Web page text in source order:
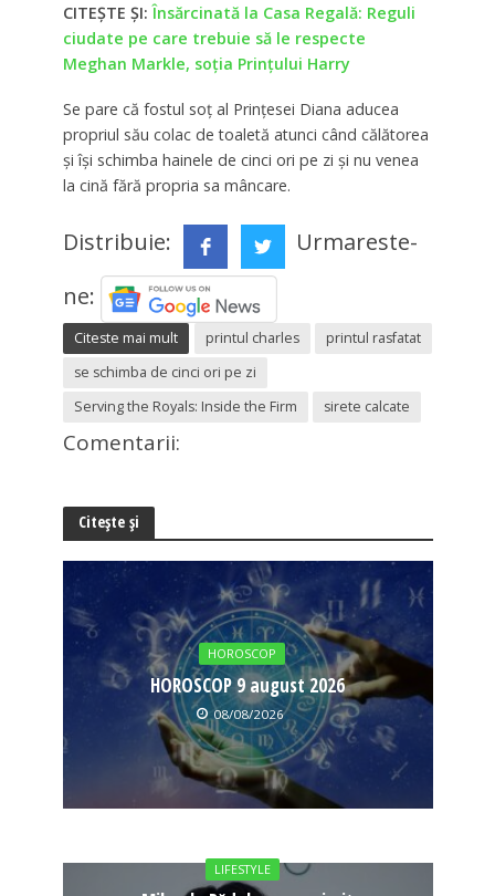
CITEȘTE ȘI:Însărcinată la Casa Regală: Reguli
ciudate pe care trebuie să le respecte
Meghan Markle, soţia Prințului Harry
Se pare că fostul soț al Prințesei Diana aducea
propriul său colac de toaletă atunci când călătorea
și își schimba hainele de cinci ori pe zi și nu venea
la cină fără propria sa mâncare.
Distribuie:
Urmareste-
ne:
Citeste mai mult printul charles
printul rasfatat
se schimba de cinci ori pe zi
Serving the Royals: Inside the Firm
sirete calcate
Comentarii:
Citește și
HOROSCOP
HOROSCOP 9 august 2026
08/08/2026
LIFESTYLE